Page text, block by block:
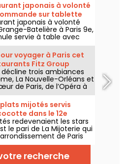
japonais à volonté
sur tablette
japonais à volonté
Batelière à Paris 9e,
servie à table avec
Sushis, makis,
et plats préparés à la
midi et soir, du
voyager à Paris cet
Fitz Group
décline trois ambiances
La Nouvelle-Orléans et
de Paris, de l’Opéra à
adresse, grâce à sa
escale à part entière,
.mijotés servis
dans le 12e
redevenaient les stars
le pari de La Mijoterie qui
de Paris
longue cuisson
Augustin Garnier et
dans des cocottes.
recherche